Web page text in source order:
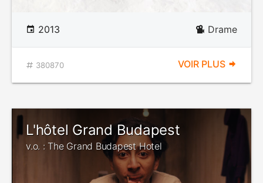
2013 Drame
380870 VOIR PLUS
L'hôtel Grand Budapest
v.o. : The Grand Budapest Hotel